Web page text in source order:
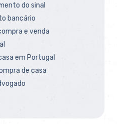
do sinal
bancário
e venda
em Portugal
de casa